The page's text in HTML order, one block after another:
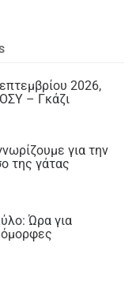
2026,
– Γκάζι
για την
της γάτας
Ώρα για
όμορφες